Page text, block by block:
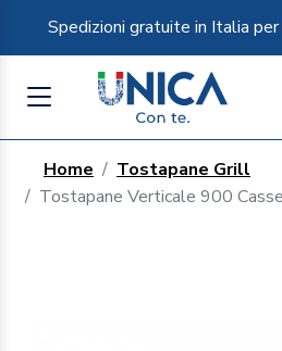
Spedizioni gratuite in Italia
Home
Tostapane Grill
Tostapane Verticale 900